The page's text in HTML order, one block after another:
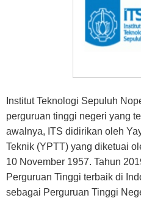
Institut Teknologi Sepuluh
perguruan tinggi negeri yang
awalnya, ITS didirikan oleh
Teknik (YPTT) yang diketuai
10 November 1957. Tahun
Perguruan Tinggi terbaik di
sebagai Perguruan Tinggi